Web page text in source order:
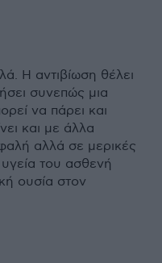
Η αντιβίωση θέλει
συνεπώς μια
να πάρει και
και με άλλα
αλλά σε μερικές
του ασθενή
ουσία στον